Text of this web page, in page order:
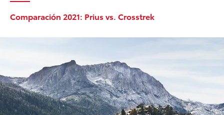
Comparación 2021: Prius vs. Crosstrek